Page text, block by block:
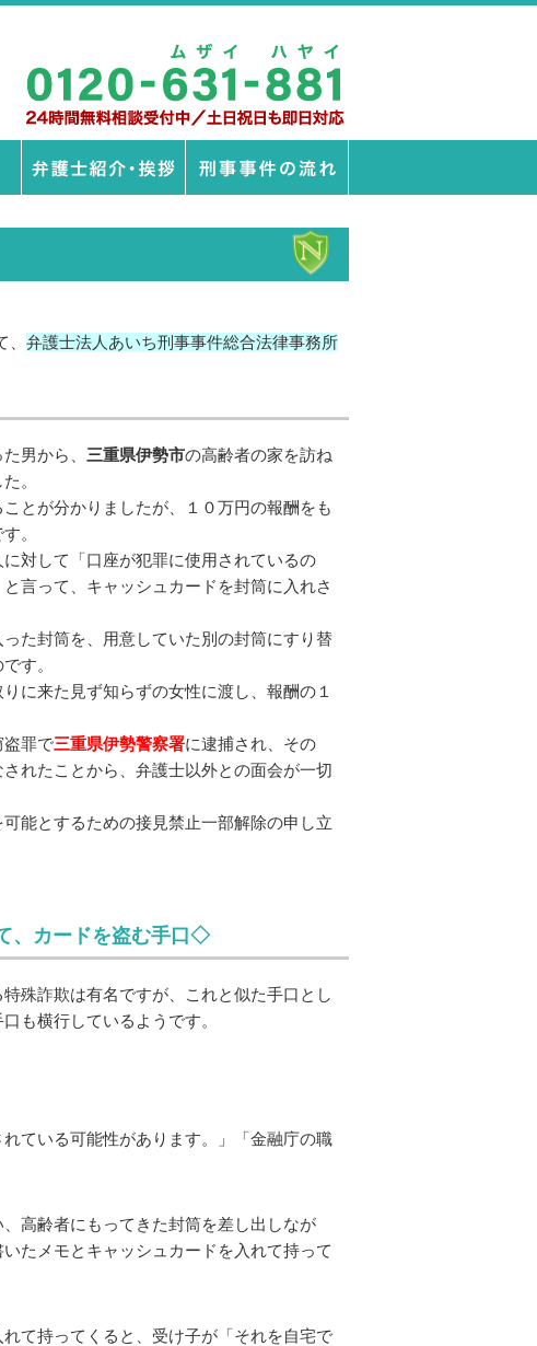
弁護士法人あいち刑事事件総合法律事務所
男から、 三重県伊勢市の高齢者の家を訪ね
。
とが分かりましたが、１０万円の報酬をも
。
対して「口座が犯罪に使用されているの
言って、キャッシュカードを封筒に入れさ
た封筒を、用意していた別の封筒にすり替
す。
に来た見ず知らずの女性に渡し、報酬の１
盗罪で三重県伊勢警察署に逮捕され、その
れたことから、弁護士以外との面会が一切
能とするための接見禁止一部解除の申し立
、カードを盗む手口◇
殊詐欺は有名ですが、これと似た手口とし
も横行しているようです。
ている可能性があります。」「金融庁の職
高齢者にもってきた封筒を差し出しなが
たメモとキャッシュカードを入れて持って
て持ってくると、受け子が「それを自宅で